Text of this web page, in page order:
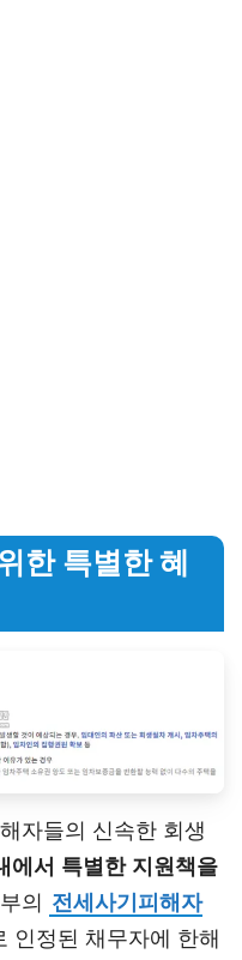
한 특별한 혜
자들의 신속한 회생
에서 특별한 지원책을
의 전세사기피해자
인정된 채무자에 한해